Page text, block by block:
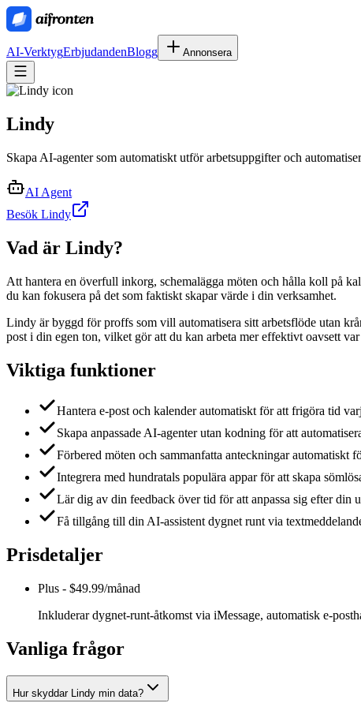
AI-VerktygErbjudandenBlogg Annonsera
Lindy
Skapa AI-agenter som automatiskt utför arbetsuppgifter och
AI Agent
Besök Lindy
Vad är Lindy?
Att hantera en överfull inkorg, schemalägga möten och hålla koll på
du kan fokusera på det som faktiskt skapar värde i din verksamhet.
Lindy är byggd för proffs som vill automatisera sitt arbetsflöde utan
post i din egen ton, vilket gör att du kan arbeta mer effektivt oavsett
Viktiga funktioner
Hantera e-post och kalender automatiskt för att frigöra tid
Skapa anpassade AI-agenter utan kodning för att
Förbered möten och sammanfatta anteckningar automatiskt
Integrera med hundratals populära appar för att skapa
Lär dig av din feedback över tid för att anpassa sig efter din
Få tillgång till din AI-assistent dygnet runt via
Prisdetaljer
Plus - $49.99/månad
Inkluderar dygnet-runt-åtkomst via iMessage, automatisk e-
Vanliga frågor
Hur skyddar Lindy min data?